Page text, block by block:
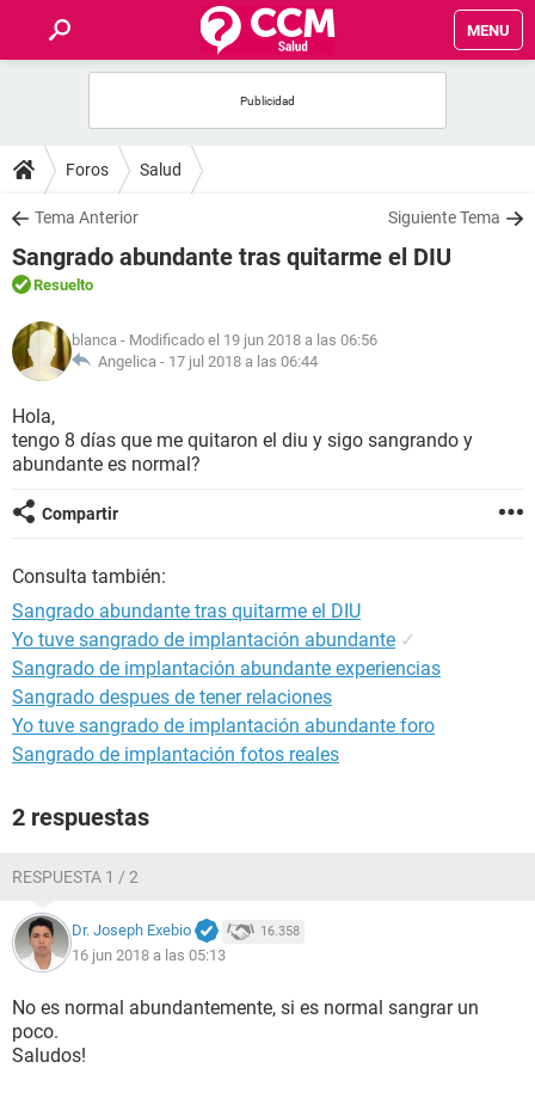
MENU
FOROS
SALUD
FAMILIA
NUTRICIÓN
SEXUALIDAD
GLOSARIO
Foros Salud
Tema Anterior Siguiente Tema
Sangrado abundante tras quitarme el DIU
Resuelto
blanca - Modificado el 19 jun 2018 a las 06:56
Angelica - 17 jul 2018 a las 06:44
Hola,
tengo 8 días que me quitaron el diu y sigo sangrando y
abundante es normal?
Compartir
Consulta también:
Sangrado abundante tras quitarme el DIU
Yo tuve sangrado de implantación abundante ✓
Sangrado de implantación abundante experiencias
Sangrado despues de tener relaciones
Yo tuve sangrado de implantación abundante foro
Sangrado de implantación fotos reales
2 respuestas
RESPUESTA 1 / 2
Dr. Joseph Exebio 16.358
16 jun 2018 a las 05:13
No es normal abundantemente, si es normal sangrar un
poco.
Saludos!